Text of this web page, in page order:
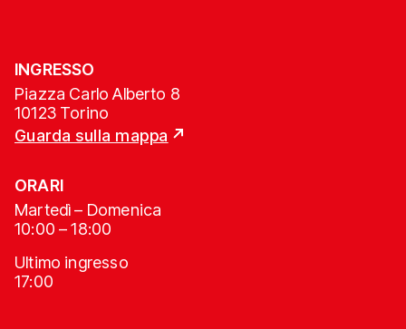
INGRESSO
Piazza Carlo Alberto 8
10123 Torino
Guarda sulla mappa
ORARI
Martedì – Domenica
10:00 – 18:00
Ultimo ingresso
17:00